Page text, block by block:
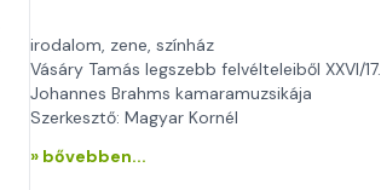
irodalom, zene, színház
Vásáry Tamás legszebb felvélteleiből XXVI/17.
Johannes Brahms kamaramuzsikája
Szerkesztő: Magyar Kornél
» bővebben...